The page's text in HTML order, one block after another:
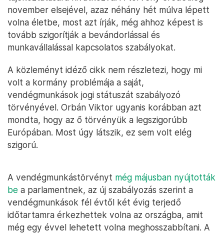
november elsejével, azaz néhány hét múlva lépett
volna életbe, most azt írják, még ahhoz képest is
tovább szigorítják a bevándorlással és
munkavállalással kapcsolatos szabályokat.
A közleményt idéző cikk nem részletezi, hogy mi
volt a kormány problémája a saját,
vendégmunkások jogi státuszát szabályozó
törvényével. Orbán Viktor ugyanis korábban azt
mondta, hogy az ő törvényük a legszigorúbb
Európában. Most úgy látszik, ez sem volt elég
szigorú.
A vendégmunkástörvényt még májusban nyújtották
be a parlamentnek, az új szabályozás szerint a
vendégmunkások fél évtől két évig terjedő
időtartamra érkezhettek volna az országba, amit
még egy évvel lehetett volna meghosszabbítani. A